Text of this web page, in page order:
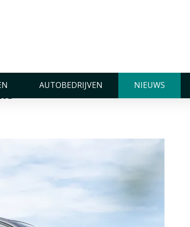
AUTOBEDRIJVEN NIEUWS
Mach-E